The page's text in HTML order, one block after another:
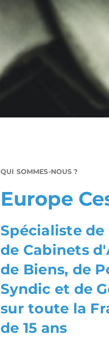
QUI SOMMES-NOUS ?
Europe
Spécialiste
de Cabinets
de Biens, de
Syndic et de
sur toute la
de 15 ans